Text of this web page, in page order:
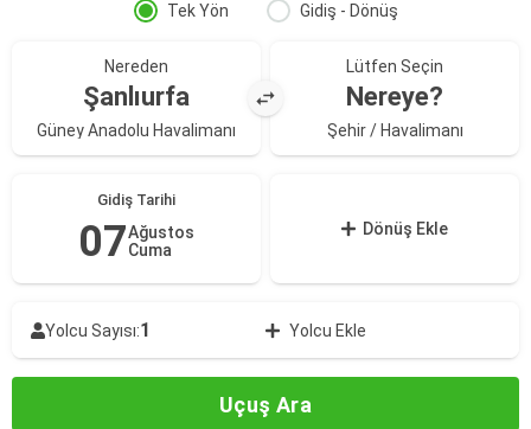
Tek Yön Gidiş - Dönüş
Nereden
Şanlıurfa
Güney Anadolu Havalimanı
Lütfen Seçin
Nereye?
Şehir / Havalimanı
Gidiş Tarihi
07Ağustos
Cuma
Dönüş Ekle
Yolcu Sayısı:1 Yolcu Ekle
Uçuş Ara